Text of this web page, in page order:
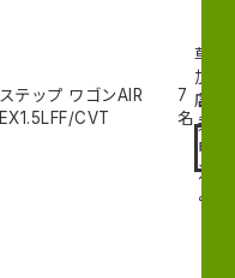
ステップ ワゴンAIR
EX1.5L FF/CVT
7
名
草
加
店試
乗
申
込
み